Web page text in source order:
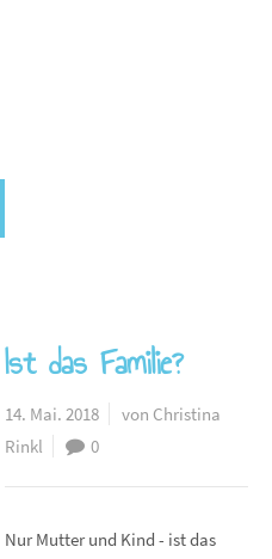
Ist das Familie?
14. Mai. 2018
von Christina
Rinkl
0
Nur Mutter und Kind - ist das